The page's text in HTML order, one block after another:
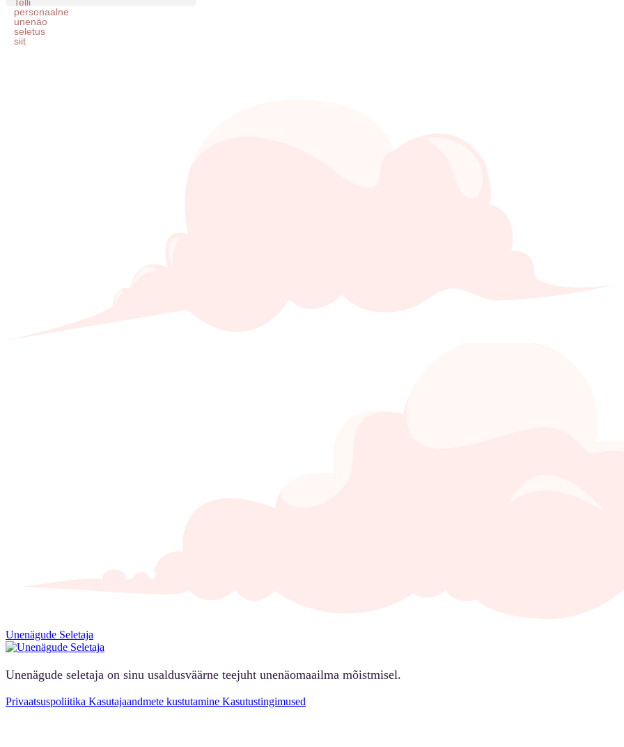
Unenägude Seletaja
Unenägude seletaja on sinu usaldusväärne teejuht unenäomaailma mõistmisel.
Privaatsuspoliitika Kasutajaandmete kustutamine Kasutustingimused